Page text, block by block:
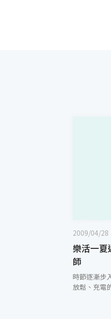
2009/04/28
樂活一夏逍遙遊 獻
師
時節逐漸步
放鬆、充電